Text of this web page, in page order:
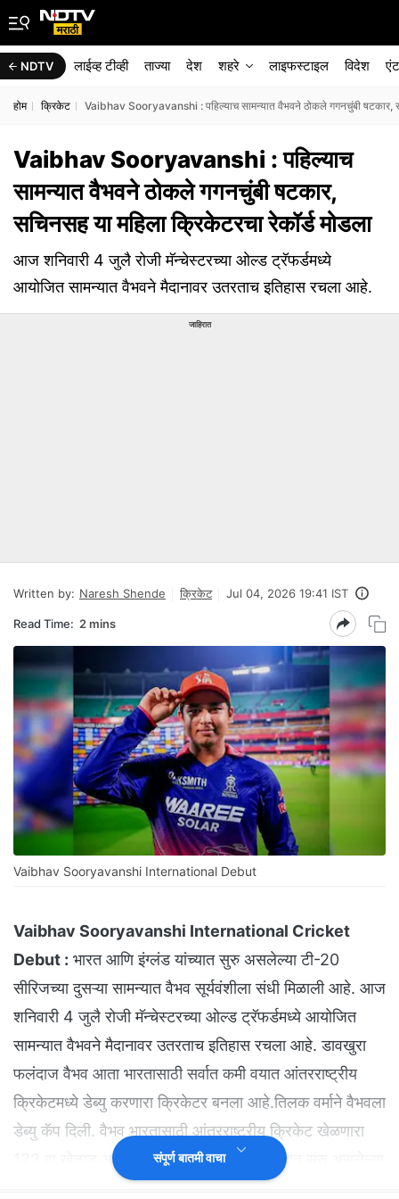
NDTV लाईव्ह टीव्ही ताज्या देश शहरे लाइफस्टाइल विदेश
होम क्रिकेट Vaibhav Sooryavanshi : पहिल्याच सामन्यात वैभवने ठोकले गगनचुंबी षटकार,
Vaibhav Sooryavanshi : पहिल्याच
सामन्यात वैभवने ठोकले गगनचुंबी षटकार,
सचिनसह या महिला क्रिकेटरचा रेकॉर्ड मोडला
आज शनिवारी 4 जुलै रोजी मॅन्चेस्टरच्या ओल्ड ट्रॅफर्डमध्ये
आयोजित सामन्यात वैभवने मैदानावर उतरताच इतिहास रचला आहे.
जाहिरात
Written by: Naresh Shende क्रिकेट Jul 04, 2026 19:41 IST
Read Time: 2 mins
Vaibhav Sooryavanshi International Debut
Vaibhav Sooryavanshi International Cricket
Debut : भारत आणि इंग्लंड यांच्यात सुरु असलेल्या टी-20
सीरिजच्या दुसऱ्या सामन्यात वैभव सूर्यवंशीला संधी मिळाली आहे. आज
शनिवारी 4 जुलै रोजी मॅन्चेस्टरच्या ओल्ड ट्रॅफर्डमध्ये आयोजित
सामन्यात वैभवने मैदानावर उतरताच इतिहास रचला आहे. डावखुरा
फलंदाज वैभव आता भारतासाठी सर्वात कमी वयात आंतरराष्ट्रीय
क्रिकेटमध्ये डेब्यु करणारा क्रिकेटर बनला आहे.तिलक वर्माने वैभवला
डेब्यु कॅप दिली. वैभव भारतासाठी आंतरराष्ट्रीय क्रिकेट खेळणारा
122 वा खेळाडू आहे. दरम्यान, वैभवने इंग्लड विरोधात सुरु असलेल्या
सामन्यात 10 चेंडूत 14 धावा केल्या. यामध्ये दोन गगनचुंबी षटकारांचा
संपूर्ण बातमी वाचा